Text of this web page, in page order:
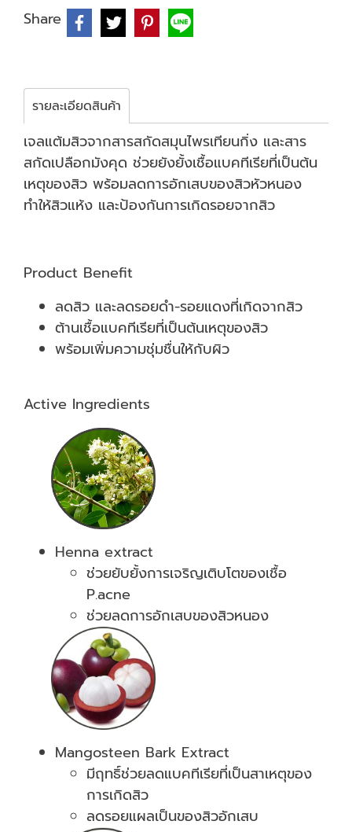
Share
รายละเอียดสินค้า
เจลแต้มสิวจากสารสกัดสมุนไพรเทียนกิ่ง และสาร
สกัดเปลือกมังคุด ช่วยยังยั้งเชื้อแบคทีเรียที่เป็นต้น
เหตุของสิว พร้อมลดการอักเสบของสิวหัวหนอง
ทำให้สิวแห้ง และป้องกันการเกิดรอยจากสิว
Product Benefit
ลดสิว และลดรอยดำ-รอยแดงที่เกิดจากสิว
ต้านเชื้อแบคทีเรียที่เป็นต้นเหตุของสิว
พร้อมเพิ่มความชุ่มชื่นให้กับผิว
Active Ingredients
Henna extract
ช่วยยับยั้งการเจริญเติบโตของเชื้อ
P.acne
ช่วยลดการอักเสบของสิวหนอง
Mangosteen Bark Extract
มีฤทธิ์ช่วยลดแบคทีเรียที่เป็นสาเหตุของ
การเกิดสิว
ลดรอยแผลเป็นของสิวอักเสบ